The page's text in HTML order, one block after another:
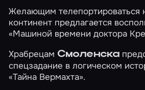
Желающим телепортироваться
континент предлагается
«Машиной времени доктора
Храбрецам Смоленска
спецзадание в логическом
«Тайна Вермахта».